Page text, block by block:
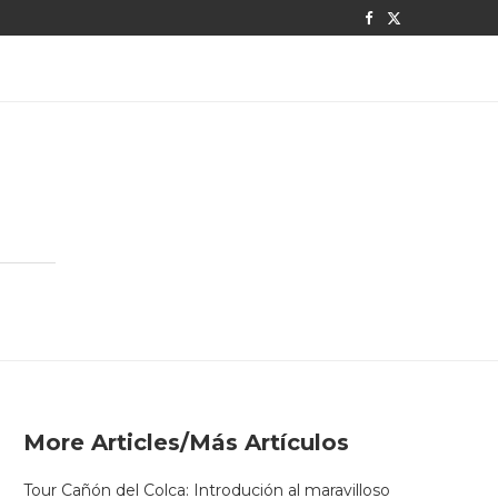
More Articles/Más Artículos
Tour Cañón del Colca: Introdución al maravilloso